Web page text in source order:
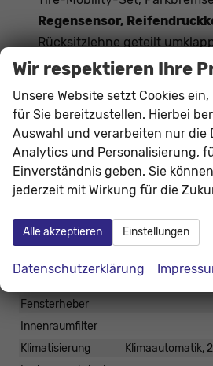
Regensensor,
Rücksitzlehne geteilt
der B-Säule abgedunkelt ,
Verkehrszeichenerkennung
Zentralverriegelung mit
Wegfahrsperre,
Fußgängererkennung,
Stopp-Anlage
Innen
Fensterheber
Innenraumfilter
Klimatisierung
Klimaautomatik,
Wir respektieren Ihre
Unsere Website setzt Cookies
für Sie bereitzustellen. Hierbei
Auswahl und verarbeiten nur die
Analytics und Personalisierung,
Einverständnis geben. Sie
jederzeit mit Wirkung für die
Alle akzeptieren Einstellungen
Datenschutzerklärung